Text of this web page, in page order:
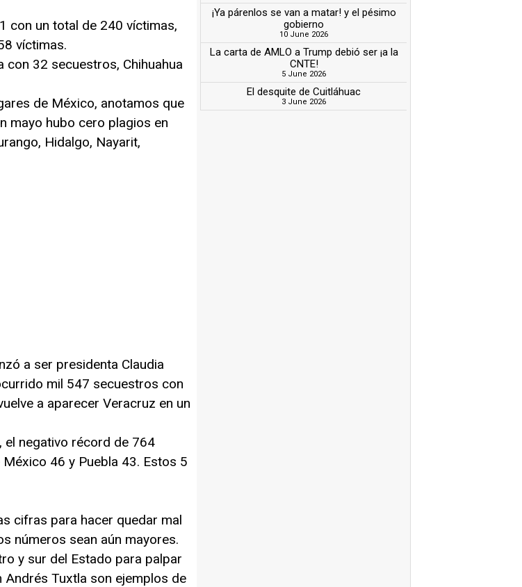
con un total de 240 víctimas,
víctimas.
32 secuestros, Chihuahua
de México, anotamos que
mayo hubo cero plagios en
Hidalgo, Nayarit,
a ser presidenta Claudia
mil 547 secuestros con
a aparecer Veracruz en un
el negativo récord de 764
46 y Puebla 43. Estos 5
cifras para hacer quedar mal
números sean aún mayores.
y sur del Estado para palpar
Andrés Tuxtla son ejemplos de
¡Ya párenlos se van a matar! y el pésimo
gobierno
10 June 2026
La carta de AMLO a Trump debió ser ¡a la
CNTE!
5 June 2026
El desquite de Cuitláhuac
3 June 2026